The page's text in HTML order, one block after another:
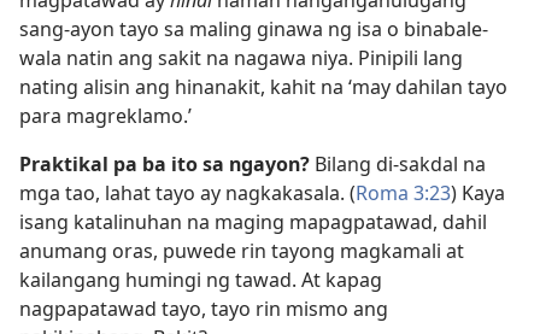
sang-ayon tayo sa maling ginawa ng isa o binabale-
wala natin ang sakit na nagawa niya. Pinipili lang
nating alisin ang hinanakit, kahit na ‘may dahilan tayo
para magreklamo.’
Praktikal pa ba ito sa ngayon? Bilang di-sakdal na
mga tao, lahat tayo ay nagkakasala. (Roma 3:23) Kaya
isang katalinuhan na maging mapagpatawad, dahil
anumang oras, puwede rin tayong magkamali at
kailangang humingi ng tawad. At kapag
nagpapatawad tayo, tayo rin mismo ang